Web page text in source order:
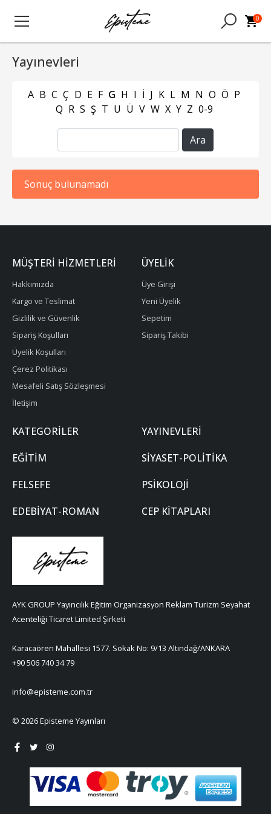
0
Yayınevleri
A B C Ç D E F G H I İ J K L M N O Ö P
Q R S Ş T U Ü V W X Y Z 0-9
Sonuç bulunamadı
MÜŞTERI HIZMETLERI
Hakkımızda
Kargo ve Teslimat
Gizlilik ve Güvenlik
Sipariş Koşulları
Üyelik Koşulları
Çerez Politikası
Mesafeli Satış Sözleşmesi
İletişim
ÜYELIK
Üye Girişi
Yeni Üyelik
Sepetim
Sipariş Takibi
KATEGORILER
YAYINEVLERI
EĞITIM
SIYASET-POLITIKA
FELSEFE
PSIKOLOJI
EDEBIYAT-ROMAN
CEP KITAPLARI
AYK GROUP Yayıncılık Eğitim Organizasyon Reklam Turizm Seyahat
Acenteliği Ticaret Limited Şirketi
Karacaören Mahallesi 1577. Sokak No: 9/13 Altındağ/ANKARA
+90 506 740 34 79
info@episteme.com.tr
© 2026 Episteme Yayınları